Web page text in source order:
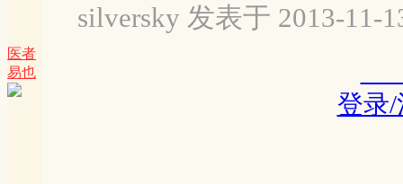
医者
易也
silversky 发表于 2013-11-
登录/